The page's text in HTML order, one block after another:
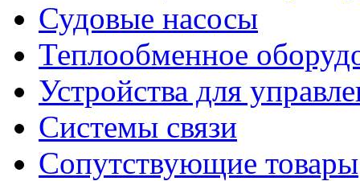
Судовые насосы
Теплообменное
Устройства для
Системы связи
Сопутствующие товары